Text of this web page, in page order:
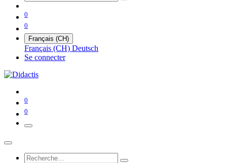
0
0
Français (CH)
Français (CH) Deutsch
Se connecter
0
0